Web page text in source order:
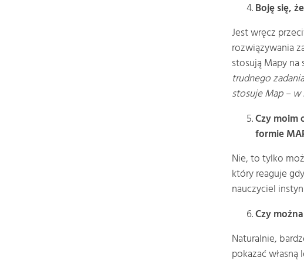
Boję się,
Jest wręcz
rozwiązywania
stosują Mapy
trudnego
stosuje Map – w
Czy moim
formie
Nie, to tylko
który reaguje
nauczyciel
Czy
Naturalnie,
pokazać